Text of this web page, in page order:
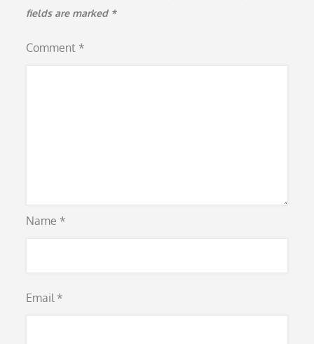
fields are marked *
Comment *
Name *
Email *